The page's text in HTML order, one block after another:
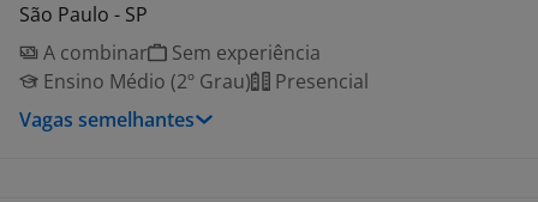
São Paulo - SP
A combinar
Sem experiência
Ensino Médio (2º Grau)
Presencial
Vagas semelhantes